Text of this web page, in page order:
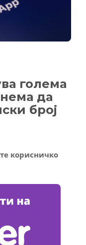
голема
да
број
корисничко